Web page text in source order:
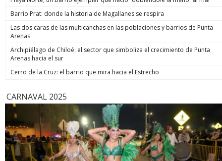
hoy está
todos los
anunció
Barrio Prat: donde la historia de Magallanes se respira
Las dos caras de las multicanchas en las poblaciones y barrios de Punta
Arenas
Archipiélago de Chiloé: el sector que simboliza el crecimiento de Punta
Arenas hacia el sur
Cerro de la Cruz: el barrio que mira hacia el Estrecho
CARNAVAL 2025